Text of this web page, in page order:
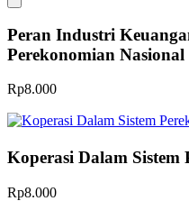
Peran Industri
Perekonomian Nasional
Rp8.000
Koperasi Dalam Sistem
Rp8.000